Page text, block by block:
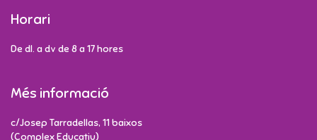
Horari
De dl. a dv de 8 a 17 hores
Més informació
c/Josep Tarradellas, 11 baixos
(Complex Educatiu)